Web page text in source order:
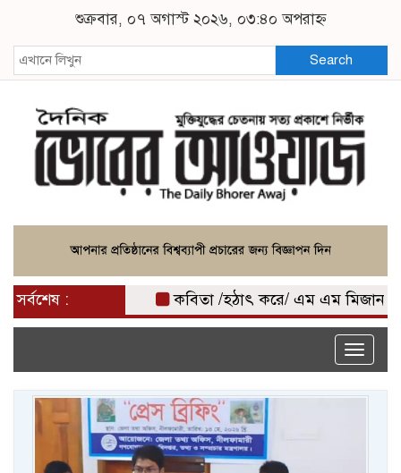
শুক্রবার, ০৭ অগাস্ট ২০২৬, ০৩:৪০ অপরাহ্ন
Search
সর্বশেষ : কবিতা /হঠাৎ করে/ এম এম মিজান
Toggle